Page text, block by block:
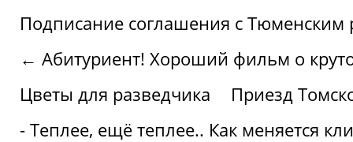
Подписание соглашения с Тюменским
← Абитуриент! Хороший фильм о
Цветы для разведчика
Приезд
- Теплее, ещё теплее.. Как меняется